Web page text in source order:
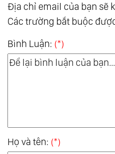
Địa chỉ email của bạn sẽ
Các trường bắt buộc
Bình Luận: (*)
Họ và tên: (*)